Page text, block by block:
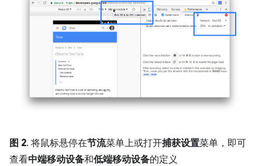
图 2. 将鼠标悬停在节流菜单上或打开捕获设置菜单，即可
查看中端移动设备和低端移动设备的定义